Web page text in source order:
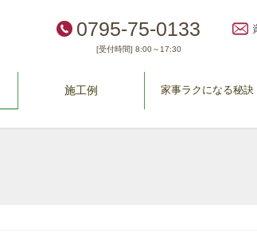
0795-75-0133
[受付時間] 8:00～17:30
施工例 家事ラクになる秘訣